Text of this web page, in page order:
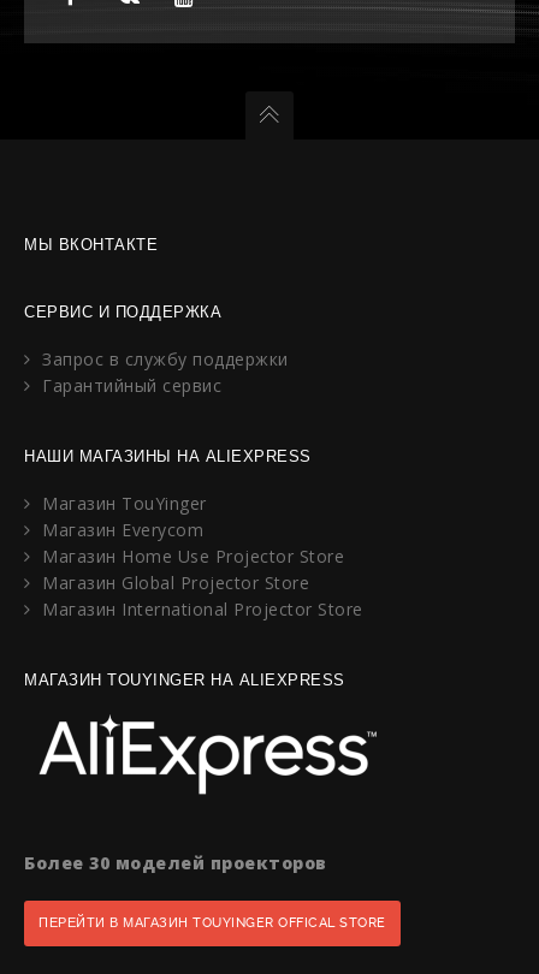
МЫ ВКОНТАКТЕ
СЕРВИС И ПОДДЕРЖКА
Запрос в службу поддержки
Гарантийный сервис
НАШИ МАГАЗИНЫ НА ALIEXPRESS
Магазин TouYinger
Магазин Everycom
Магазин Home Use Projector Store
Магазин Global Projector Store
Магазин International Projector Store
МАГАЗИН TOUYINGER НА ALIEXPRESS
Более 30 моделей проекторов
ПЕРЕЙТИ В МАГАЗИН TOUYINGER OFFICAL STORE